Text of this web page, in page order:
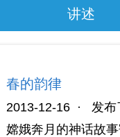
讲述
春的韵律
2013-12-16 ·
发布
嫦娥奔月的神话故